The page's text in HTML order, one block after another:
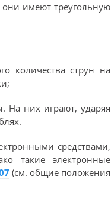
имеют треугольную
количества струн на
На них играют, ударяя
средствами,
такие электронные
(см. общие положения